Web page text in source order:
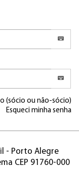
(sócio ou não-sócio)
Esqueci minha senha
- Porto Alegre
CEP 91760-000